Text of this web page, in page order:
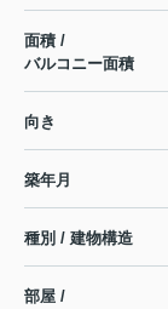
面積 /
バルコニー面積
向き
築年月
種別 / 建物構造
部屋 /